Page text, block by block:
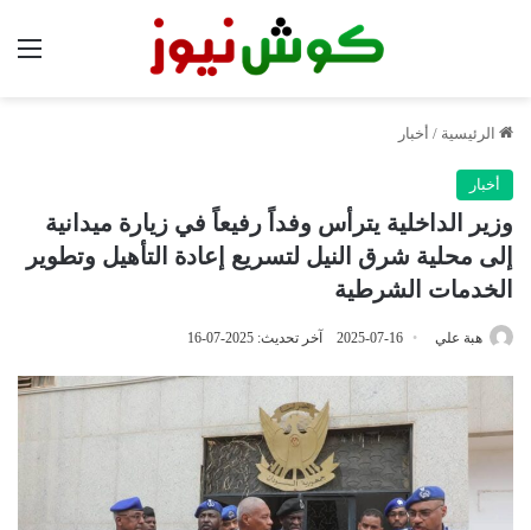
الرئيسية / أخبار
أخبار
وزير الداخلية يترأس وفداً رفيعاً في زيارة ميدانية
إلى محلية شرق النيل لتسريع إعادة التأهيل وتطوير
الخدمات الشرطية
هبة علي 2025-07-16 آخر تحديث: 2025-07-16